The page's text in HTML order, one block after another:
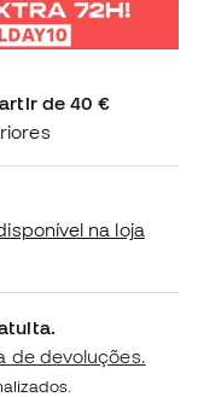
de 40 €
na loja
de devoluções.